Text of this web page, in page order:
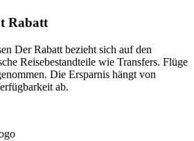
Rabatt
Der Rabatt bezieht sich auf den
Reisebestandteile wie Transfers. Flüge
Die Ersparnis hängt von
ab.